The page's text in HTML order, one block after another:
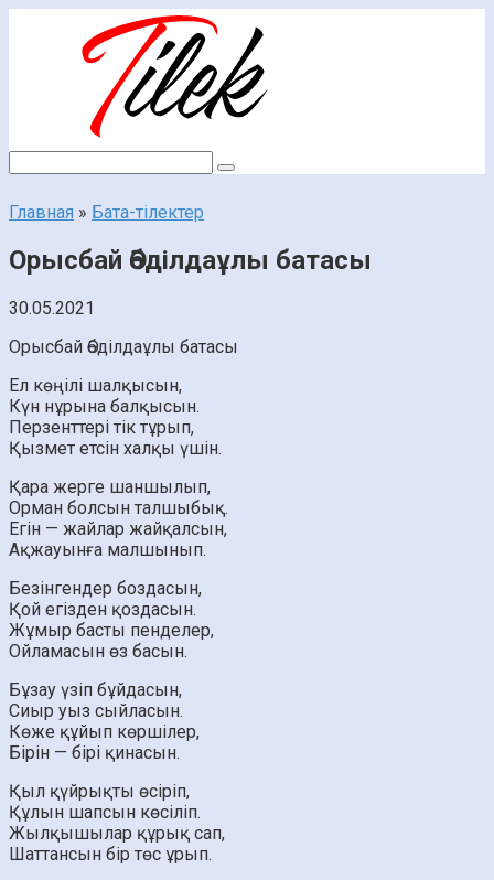
Главная » Бата-тілектер
Орысбай Әбділдаұлы батасы
30.05.2021
Орысбай Әбділдаұлы батасы
Ел көңілі шалқысын,
Күн нұрына балқысын.
Перзенттері тік тұрып,
Қызмет етсін халқы үшін.
Қара жерге шаншылып,
Орман болсын талшыбық.
Егін — жайлар жайқалсын,
Ақжауынға малшынып.
Безінгендер боздасын,
Қой егізден қоздасын.
Жұмыр басты пенделер,
Ойламасын өз басын.
Бұзау үзіп бұйдасын,
Сиыр уыз сыйласын.
Көже құйып көршілер,
Бірін — бірі қинасын.
Қыл қүйрықты өсіріп,
Құлын шапсын көсіліп.
Жылқышылар құрық caп,
Шаттансын бір төс ұрып.